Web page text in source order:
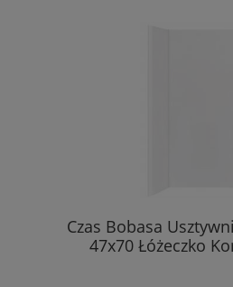
Czas Bobasa
47x70 Łóżeczko